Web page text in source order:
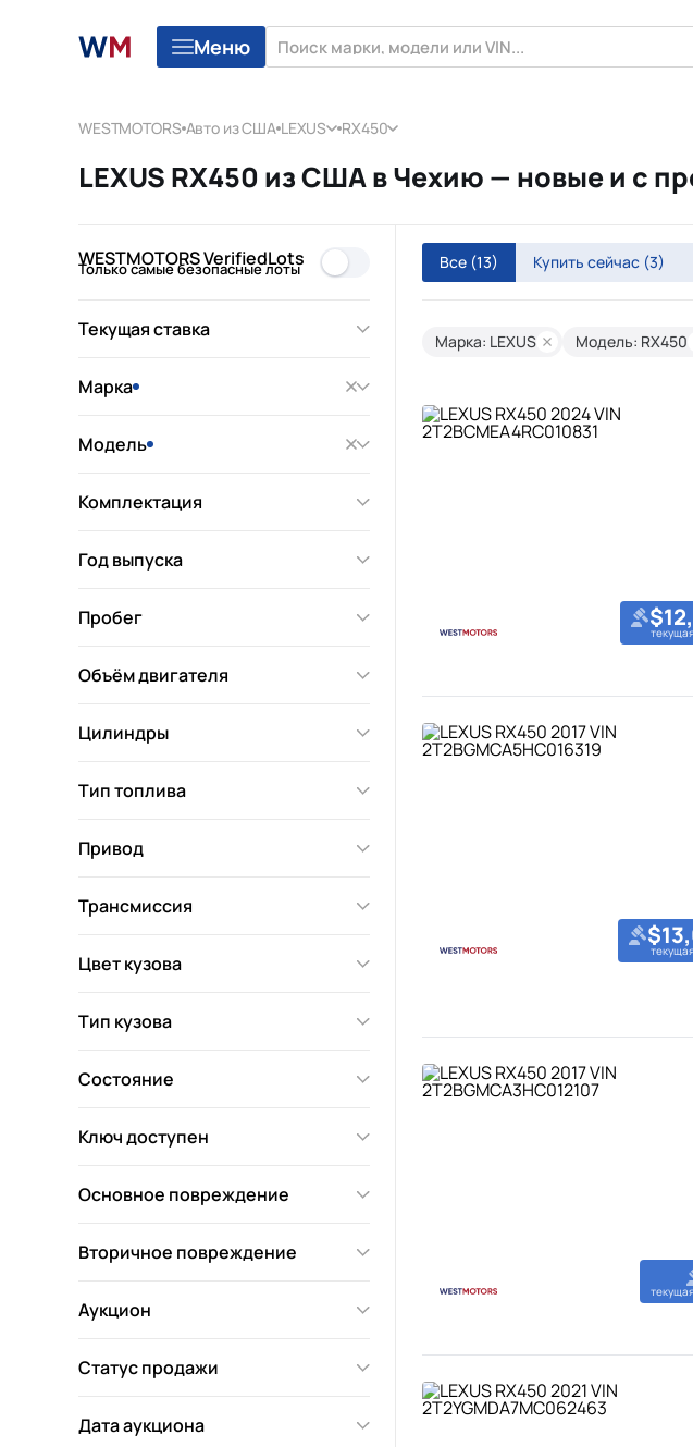
Меню
WESTMOTORS Авто из США LEXUS RX450
LEXUS RX450 из США в Чехию — новые и с
WESTMOTORS VerifiedLots
Только самые безопасные лоты
Текущая ставка
Марка
Модель
Комплектация
Год выпуска
Пробег
Объём двигателя
Цилиндры
Тип топлива
Привод
Трансмиссия
Цвет кузова
Тип кузова
Состояние
Ключ доступен
Основное повреждение
Вторичное повреждение
Аукцион
Статус продажи
Дата аукциона
Все (13) Купить сейчас (3)
Марка: LEXUS Модель: RX450